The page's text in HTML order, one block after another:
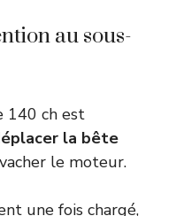
au sous-
140 ch est
la bête
le moteur.
une fois chargé,